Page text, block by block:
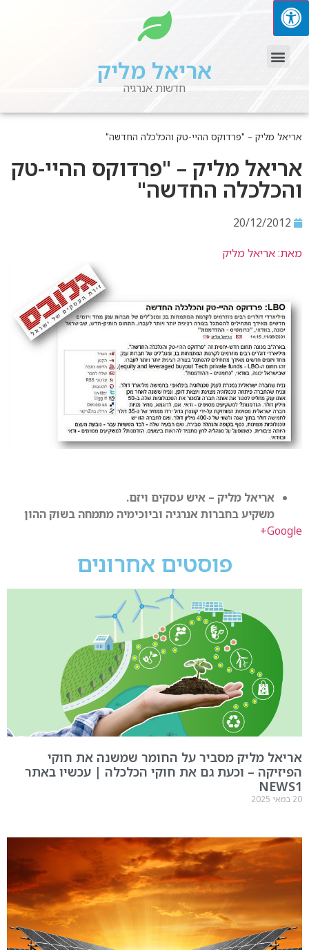
אריאל מליק
חדשות אנרגיה
אריאל מליק – "פרדוקס ההיי-טק והכלכלה החדשה"
אריאל מליק – "פרדוקס ההיי-טק
והכלכלה החדשה"
20/12/2012
מאת: אריאל מליק
אריאל מליק – איש עסקים ויזם.
משקיע בחברות אנרגיה וביוכימיה מתמחה בשוק ההון
Google+
פוסטים אחרונים
אריאל מליק מסביר על החומר שמשנה את חוקי
הפיזיקה – וכעת גם את חוקי הכלכלה | עכשיו באתר
NEWS1
20 במאי 2025